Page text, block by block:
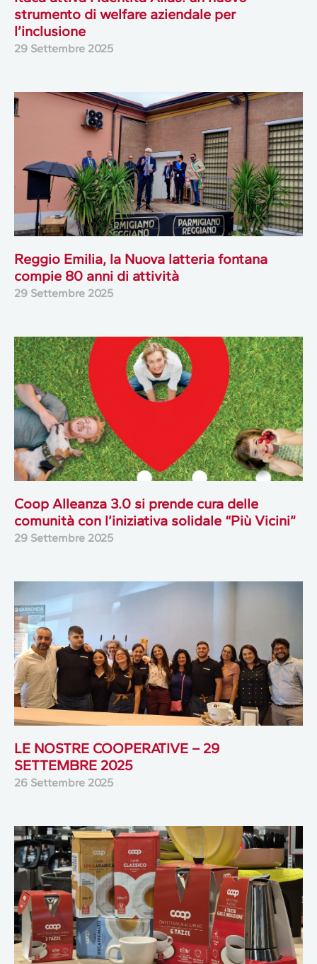
strumento di welfare aziendale per
l’inclusione
29 Settembre 2025
Reggio Emilia, la Nuova latteria fontana
compie 80 anni di attività
29 Settembre 2025
Coop Alleanza 3.0 si prende cura delle
comunità con l’iniziativa solidale “Più Vicini”
29 Settembre 2025
LE NOSTRE COOPERATIVE – 29
SETTEMBRE 2025
26 Settembre 2025